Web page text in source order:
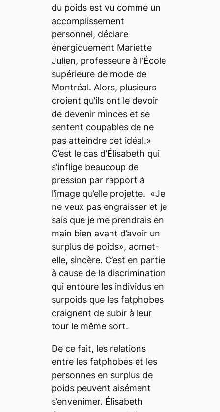
du poids est vu comme un
accomplissement
personnel, déclare
énergiquement Mariette
Julien, professeure à l’École
supérieure de mode de
Montréal. Alors, plusieurs
croient qu’ils ont le devoir
de devenir minces et se
sentent coupables de ne
pas atteindre cet idéal.»
C’est le cas d’Élisabeth qui
s’inflige beaucoup de
pression par rapport à
l’image qu’elle projette. «Je
ne veux pas engraisser et je
sais que je me prendrais en
main bien avant d’avoir un
surplus de poids», admet-
elle, sincère. C’est en partie
à cause de la discrimination
qui entoure les individus en
surpoids que les fatphobes
craignent de subir à leur
tour le même sort.
De ce fait, les relations
entre les fatphobeset les
personnes en surplus de
poids peuvent aisément
s’envenimer. Élisabeth